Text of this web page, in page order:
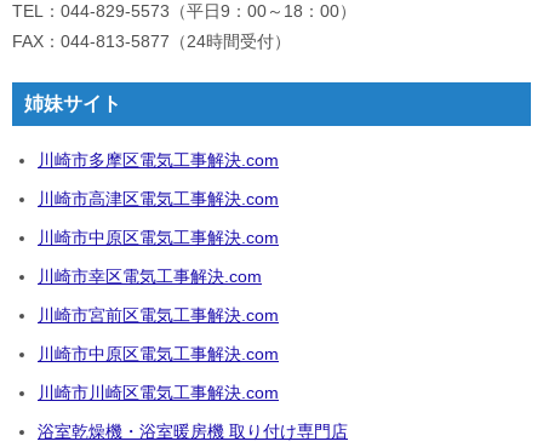
TEL：044-829-5573（平日9：00～18：00）
FAX：044-813-5877（24時間受付）
姉妹サイト
川崎市多摩区電気工事解決.com
川崎市高津区電気工事解決.com
川崎市中原区電気工事解決.com
川崎市幸区電気工事解決.com
川崎市宮前区電気工事解決.com
川崎市中原区電気工事解決.com
川崎市川崎区電気工事解決.com
浴室乾燥機・浴室暖房機 取り付け専門店